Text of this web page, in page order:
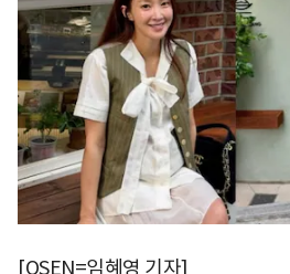
[OSEN=임혜영 기자]